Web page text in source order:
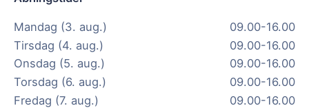
Mandag (3. aug.)
09.00-16.00
Tirsdag (4. aug.)
09.00-16.00
Onsdag (5. aug.)
09.00-16.00
Torsdag (6. aug.)
09.00-16.00
Fredag (7. aug.)
09.00-16.00